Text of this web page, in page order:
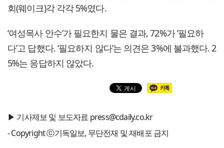
회(웨이크)각 각각 5%였다.
‘여성목사 안수’가 필요한지 물은 결과, 72%가 ‘필요하
다’고 답했다. ‘필요하지 않다’는 의견은 3%에 불과했다. 2
5%는 응답하지 않았다.
▶ 기사제보 및 보도자료 press@cdaily.co.kr
- Copyright ⓒ기독일보, 무단전재 및 재배포 금지